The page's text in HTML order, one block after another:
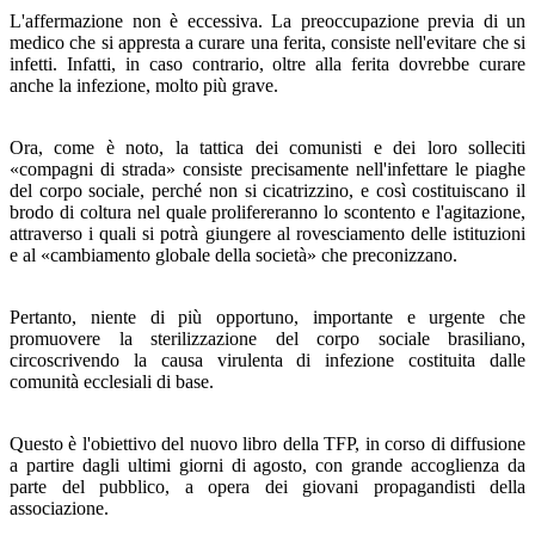
L'affermazione non è eccessiva. La preoccupazione pre­via di un
medico che si appresta a curare una ferita, consiste nell'evitare che si
infetti. Infatti, in caso contrario, oltre alla ferita dovrebbe curare
anche la infezione, molto più grave.
Ora, come è noto, la tattica dei comunisti e dei loro solle­citi
«compagni di strada» consiste precisamente nell'infetta­re le piaghe
del corpo sociale, perché non si cicatrizzino, e così costituiscano il
brodo di coltura nel quale prolifereran­no lo scontento e l'agitazione,
attraverso i quali si potrà giungere al rovesciamento delle istituzioni
e al «cambiamen­to globale della società» che preconizzano.
Pertanto, niente di più opportuno, importante e urgente che
promuovere la sterilizzazione del corpo sociale brasilia­no,
circoscrivendo la causa virulenta di infezione costituita dalle
comunità ecclesiali di base.
Questo è l'obiettivo del nuovo libro della TFP, in corso di diffusione
a partire dagli ultimi giorni di agosto, con grande accoglienza da
parte del pubblico, a opera dei giovani pro­pagandisti della
associazione.